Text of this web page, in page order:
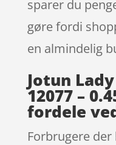
sparer du
gøre fordi
en almindelig
Jotun Lady
12077 –
fordele
Forbrugere